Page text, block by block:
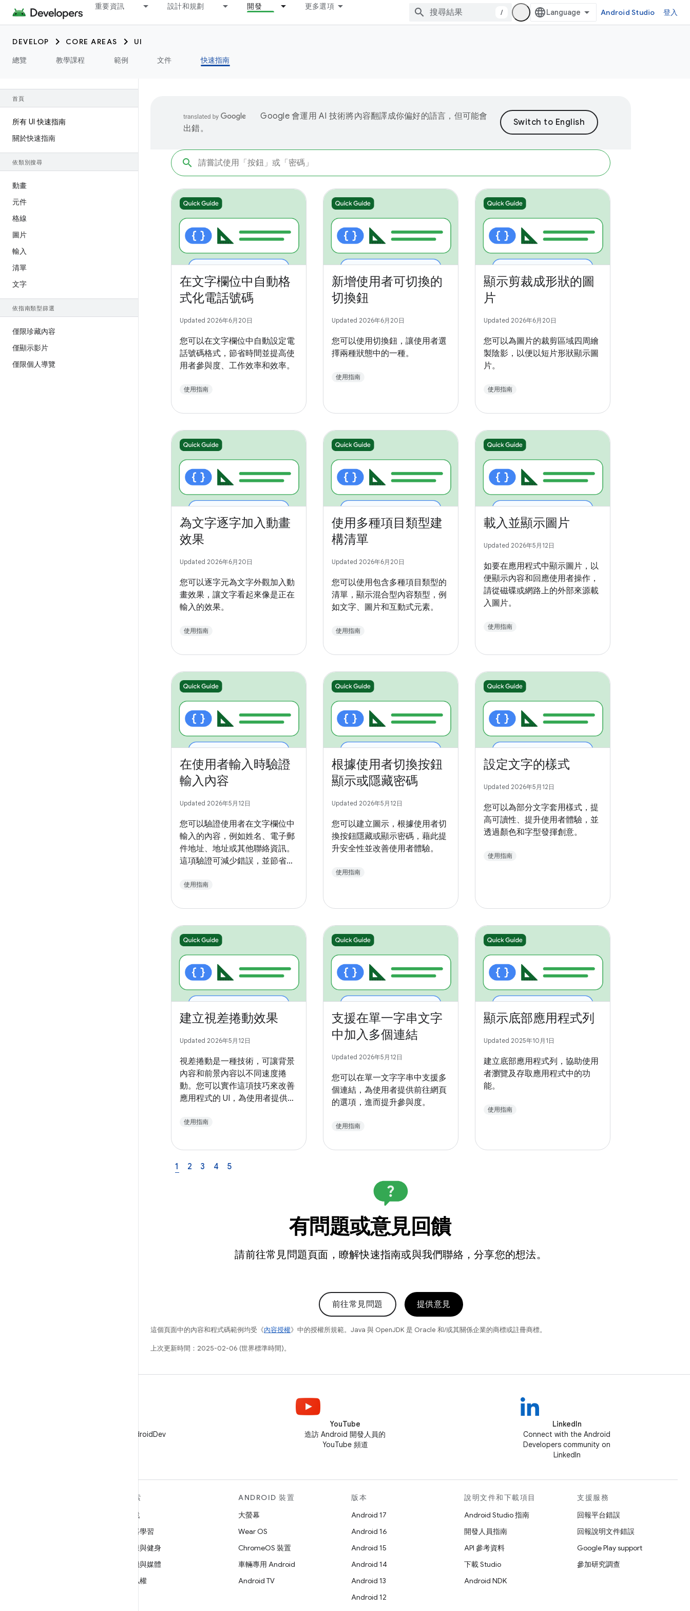
重要資訊 設計和規劃 開發 更多選項
/ Android Studio 登入
DEVELOP CORE AREAS
UI
總覽
教學課程 範例 文件 快速指南
首頁
所有 UI 快速指南
關於快速指南
依類別搜尋
動畫
元件
格線
圖片
輸入
清單
文字
依指南類型篩選
僅限珍藏內容
僅顯示影片
僅限個人導覽
Google 會運用 AI 技術將內容翻譯成你偏好的語言，但可能會
出錯。
在文字欄位中自動格
式化電話號碼
Updated 2026年6月20日
您可以在文字欄位中自動設定電
話號碼格式，節省時間並提高使
用者參與度、工作效率和效率。
使用指南
新增使用者可切換的
切換鈕
Updated 2026年6月20日
您可以使用切換鈕，讓使用者選
擇兩種狀態中的一種。
使用指南
顯示剪裁成形狀的圖
片
Updated 2026年6月20日
您可以為圖片的裁剪區域四周繪
製陰影，以便以短片形狀顯示圖
片。
使用指南
為文字逐字加入動畫
效果
Updated 2026年6月20日
您可以逐字元為文字外觀加入動
畫效果，讓文字看起來像是正在
輸入的效果。
使用指南
使用多種項目類型建
構清單
Updated 2026年6月20日
您可以使用包含多種項目類型的
清單，顯示混合型內容類型，例
如文字、圖片和互動式元素。
使用指南
載入並顯示圖片
Updated 2026年5月12日
如要在應用程式中顯示圖片，以
便顯示內容和回應使用者操作，
請從磁碟或網路上的外部來源載
入圖片。
使用指南
在使用者輸入時驗證
輸入內容
Updated 2026年5月12日
您可以驗證使用者在文字欄位中
輸入的內容，例如姓名、電子郵
件地址、地址或其他聯絡資訊。
這項驗證可減少錯誤，並節省使
使用指南
根據使用者切換按鈕
顯示或隱藏密碼
Updated 2026年5月12日
您可以建立圖示，根據使用者切
換按鈕隱藏或顯示密碼，藉此提
升安全性並改善使用者體驗。
使用指南
設定文字的樣式
Updated 2026年5月12日
您可以為部分文字套用樣式，提
高可讀性、提升使用者體驗，並
透過顏色和字型發揮創意。
使用指南
建立視差捲動效果
Updated 2026年5月12日
視差捲動是一種技術，可讓背景
內容和前景內容以不同速度捲
動。您可以實作這項技巧來改善
應用程式的 UI，為使用者提供更
使用指南
支援在單一字串文字
中加入多個連結
Updated 2026年5月12日
您可以在單一文字字串中支援多
個連結，為使用者提供前往網頁
的選項，進而提升參與度。
使用指南
顯示底部應用程式列
Updated 2025年10月1日
建立底部應用程式列，協助使用
者瀏覽及存取應用程式中的功
能。
使用指南
1 2 3 4 5
有問題或意見回饋
請前往常見問題頁面，瞭解快速指南或與我們聯絡，分享您的想法。
前往常見問題 提供意見
這個頁面中的內容和程式碼範例均受《內容授權》中的授權所規範。Java 與 OpenJDK 是 Oracle 和/或其關係企業的商標或註冊商標。
上次更新時間：2025-02-06 (世界標準時間)。
在 X 中追蹤 @AndroidDev
YouTube
造訪 Android 開發人員的
YouTube 頻道
LinkedIn
Connect with the Android
Developers community on
LinkedIn
探索
遊戲
機器學習
健康與健身
相機與媒體
隱私權
ANDROID 裝置
大螢幕
Wear OS
ChromeOS 裝置
車輛專用 Android
Android TV
版本
Android 17
Android 16
Android 15
Android 14
Android 13
Android 12
說明文件和下載項目
Android Studio 指南
開發人員指南
API 參考資料
下載 Studio
Android NDK
支援服務
回報平台錯誤
回報說明文件錯誤
Google Play support
參加研究調查